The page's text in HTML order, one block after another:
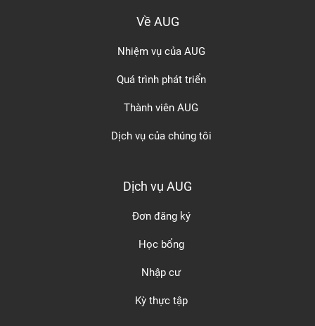
Về AUG
Nhiệm vụ của AUG
Quá trình phát triển
Thành viên AUG
Dịch vụ của chúng tôi
Dịch vụ AUG
Đơn đăng ký
Học bổng
Nhập cư
Kỳ thực tập